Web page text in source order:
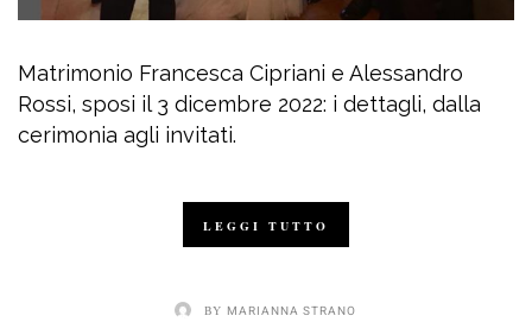
Matrimonio Francesca Cipriani e Alessandro
Rossi, sposi il 3 dicembre 2022: i dettagli, dalla
cerimonia agli invitati.
LEGGI TUTTO
BY MARIANNA STRANO